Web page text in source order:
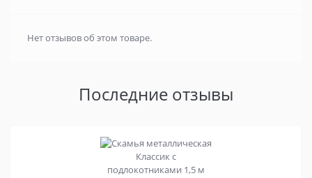
Нет отзывов об этом товаре.
Последние отзывы